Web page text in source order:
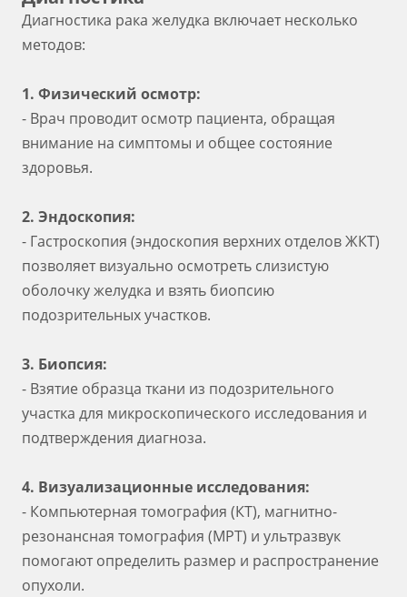
Диагностика рака желудка включает несколько
методов:
1. Физический осмотр:
- Врач проводит осмотр пациента, обращая
внимание на симптомы и общее состояние
здоровья.
2. Эндоскопия:
- Гастроскопия (эндоскопия верхних отделов ЖКТ)
позволяет визуально осмотреть слизистую
оболочку желудка и взять биопсию
подозрительных участков.
3. Биопсия:
- Взятие образца ткани из подозрительного
участка для микроскопического исследования и
подтверждения диагноза.
4. Визуализационные исследования:
- Компьютерная томография (КТ), магнитно-
резонансная томография (МРТ) и ультразвук
помогают определить размер и распространение
опухоли.